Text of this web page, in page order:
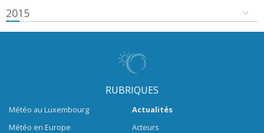
2015
RUBRIQUES
Météo au Luxembourg
Météo en Europe
Actualités
Acteurs